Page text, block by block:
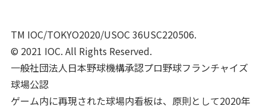
TM IOC/TOKYO2020/USOC 36USC220506.
© 2021 IOC. All Rights Reserved.
一般社団法人日本野球機構承認プロ野球フランチャイズ
球場公認
ゲーム内に再現された球場内看板は、原則として2020年